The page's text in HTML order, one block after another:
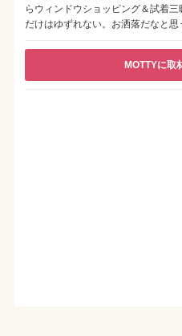
らウィンドウショッピング＆試着
だけはゆずれない。お洒落だなと思
MOTTYに取